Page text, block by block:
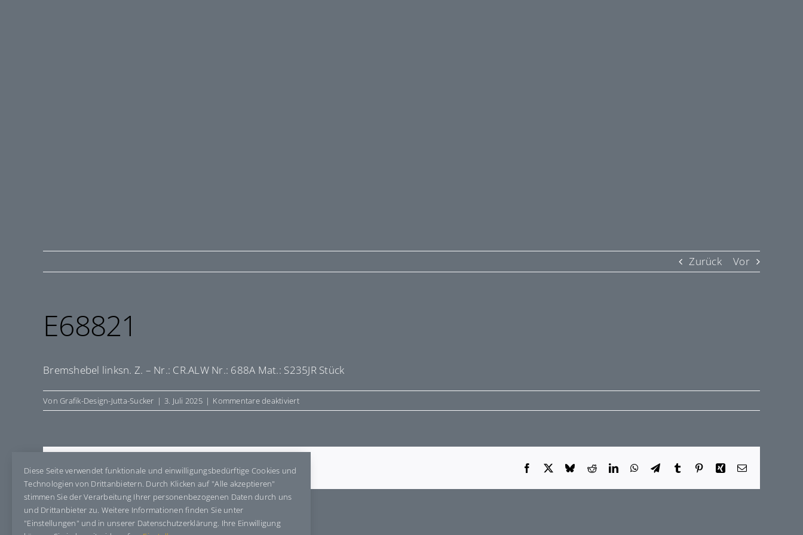
Zurück Vor
E68821
Bremshebel linksn. Z. – Nr.: CR.ALW Nr.: 688A Mat.: S235JR Stück
VonGrafik-Design-Jutta-Sucker | 3. Juli 2025 | Kommentare deaktiviertfür
E68821
Share This Story, Choose Your Platform! Facebook BlueskyRedditLinkedInWhatsApp
TelegramTumblr PinterestXing E-
Diese Seite verwendet funktionale und einwilligungsbedürftige Cookies und
Technologien von Drittanbietern. Durch Klicken auf "Alle akzeptieren"
stimmen Sie der Verarbeitung Ihrer personenbezogenen Daten durch uns
und Drittanbieter zu. Weitere Informationen finden Sie unter
"Einstellungen" und in unserer Datenschutzerklärung. Ihre Einwilligung